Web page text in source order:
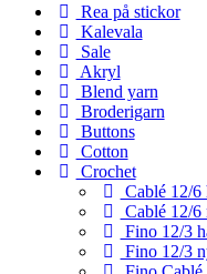
Rea på stickor
Kalevala
Sale
Akryl
Blend yarn
Broderigarn
Buttons
Cotton
Crochet
Cablé 12/6
Cablé 12/6
Fino 12/3
Fino 12/3